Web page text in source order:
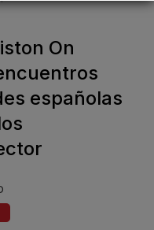
On
españolas